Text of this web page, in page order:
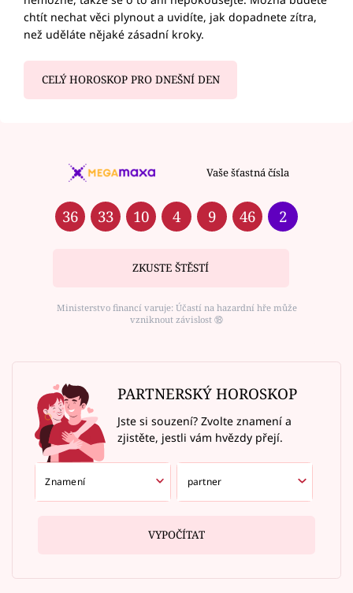
chtít nechat věci plynout a uvidíte, jak dopadnete zítra,
než uděláte nějaké zásadní kroky.
CELÝ HOROSKOP PRO DNEŠNÍ DEN
Vaše šťastná čísla
36 33 10 4 9 46 2
ZKUSTE ŠTĚSTÍ
Ministerstvo financí varuje: Účastí na hazardní hře může
vzniknout závislost ⑱
PARTNERSKÝ HOROSKOP
Jste si souzení? Zvolte znamení a
zjistěte, jestli vám hvězdy přejí.
VYPOČÍTAT